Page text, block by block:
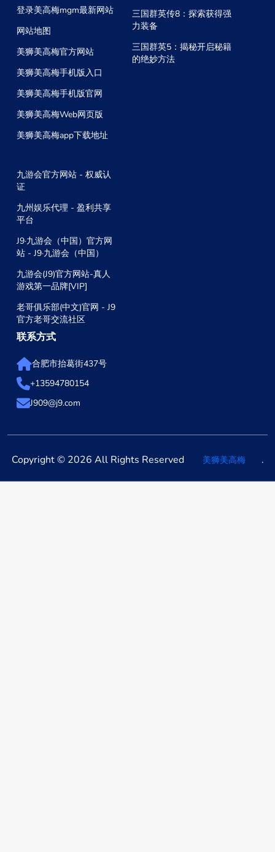
登录美高梅mgm最新网站
网站地图
美狮美高梅官方网站
美狮美高梅手机版入口
美狮美高梅手机版官网
美狮美高梅Web网页版
美狮美高梅app下载地址
九游会官方网站 - 权威认
证
九州娱乐代理 - 盈利共享
平台
J9·九游会（中国）官方网
站 - J9·九游会（中国）
九游会(J9)官方网站-真人
游戏第一品牌[VIP]
老哥俱乐部(中文)官网 - J9
官方老哥交流社区
三国群英传8：探索获得强
力装备
三国群英5：揭秘开启秘籍
的绝妙方法
联系方式
合肥市抬葛街437号
+13594780154
J909@j9.com
Copyright © 2026 All Rights Reserved 美狮美高梅 .